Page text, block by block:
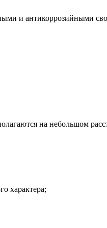
и антикоррозийными
на небольшом
характера;